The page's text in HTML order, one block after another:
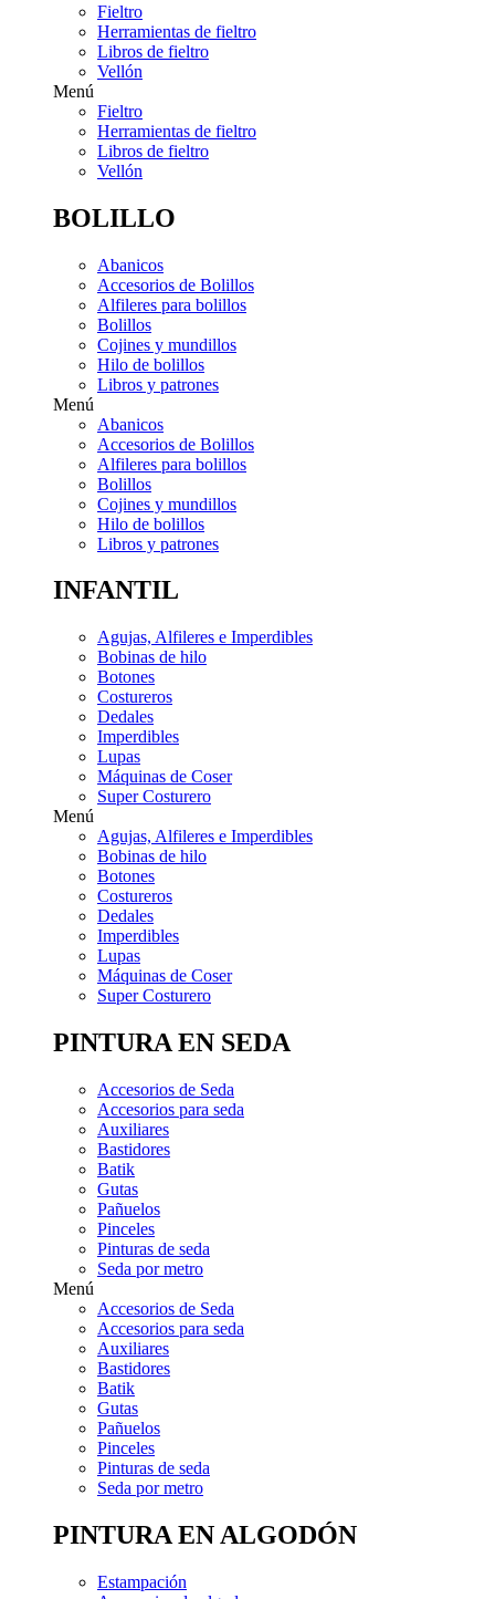
Fieltro
Herramientas de fieltro
Libros de fieltro
Vellón
Menú
Fieltro
Herramientas de fieltro
Libros de fieltro
Vellón
BOLILLO
Abanicos
Accesorios de Bolillos
Alfileres para bolillos
Bolillos
Cojines y mundillos
Hilo de bolillos
Libros y patrones
Menú
Abanicos
Accesorios de Bolillos
Alfileres para bolillos
Bolillos
Cojines y mundillos
Hilo de bolillos
Libros y patrones
INFANTIL
Agujas, Alfileres e Imperdibles
Bobinas de hilo
Botones
Costureros
Dedales
Imperdibles
Lupas
Máquinas de Coser
Super Costurero
Menú
Agujas, Alfileres e Imperdibles
Bobinas de hilo
Botones
Costureros
Dedales
Imperdibles
Lupas
Máquinas de Coser
Super Costurero
PINTURA EN SEDA
Accesorios de Seda
Accesorios para seda
Auxiliares
Bastidores
Batik
Gutas
Pañuelos
Pinceles
Pinturas de seda
Seda por metro
Menú
Accesorios de Seda
Accesorios para seda
Auxiliares
Bastidores
Batik
Gutas
Pañuelos
Pinceles
Pinturas de seda
Seda por metro
PINTURA EN ALGODÓN
Estampación